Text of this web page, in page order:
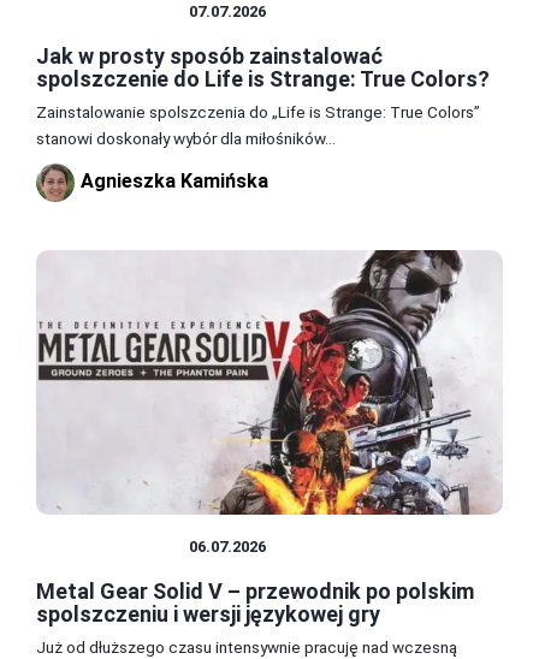
07.07.2026
Jak w prosty sposób zainstalować
spolszczenie do Life is Strange: True Colors?
Zainstalowanie spolszczenia do „Life is Strange: True Colors”
stanowi doskonały wybór dla miłośników...
Agnieszka Kamińska
06.07.2026
Metal Gear Solid V – przewodnik po polskim
spolszczeniu i wersji językowej gry
Już od dłuższego czasu intensywnie pracuję nad wczesną